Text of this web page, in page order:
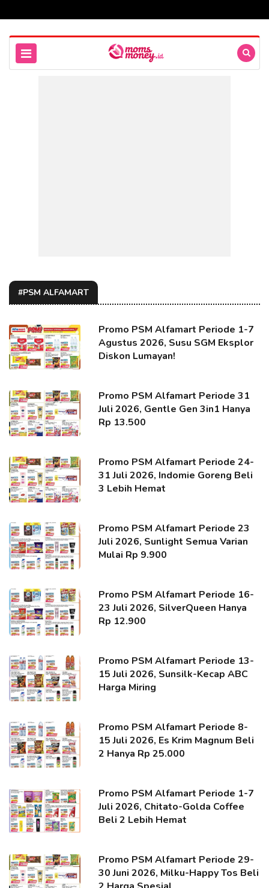
#PSM ALFAMART
Promo PSM Alfamart Periode 1-7
Agustus 2026, Susu SGM Eksplor
Diskon Lumayan!
Promo PSM Alfamart Periode 31
Juli 2026, Gentle Gen 3in1 Hanya
Rp 13.500
Promo PSM Alfamart Periode 24-
31 Juli 2026, Indomie Goreng Beli
3 Lebih Hemat
Promo PSM Alfamart Periode 23
Juli 2026, Sunlight Semua Varian
Mulai Rp 9.900
Promo PSM Alfamart Periode 16-
23 Juli 2026, SilverQueen Hanya
Rp 12.900
Promo PSM Alfamart Periode 13-
15 Juli 2026, Sunsilk-Kecap ABC
Harga Miring
Promo PSM Alfamart Periode 8-
15 Juli 2026, Es Krim Magnum Beli
2 Hanya Rp 25.000
Promo PSM Alfamart Periode 1-7
Juli 2026, Chitato-Golda Coffee
Beli 2 Lebih Hemat
Promo PSM Alfamart Periode 29-
30 Juni 2026, Milku-Happy Tos Beli